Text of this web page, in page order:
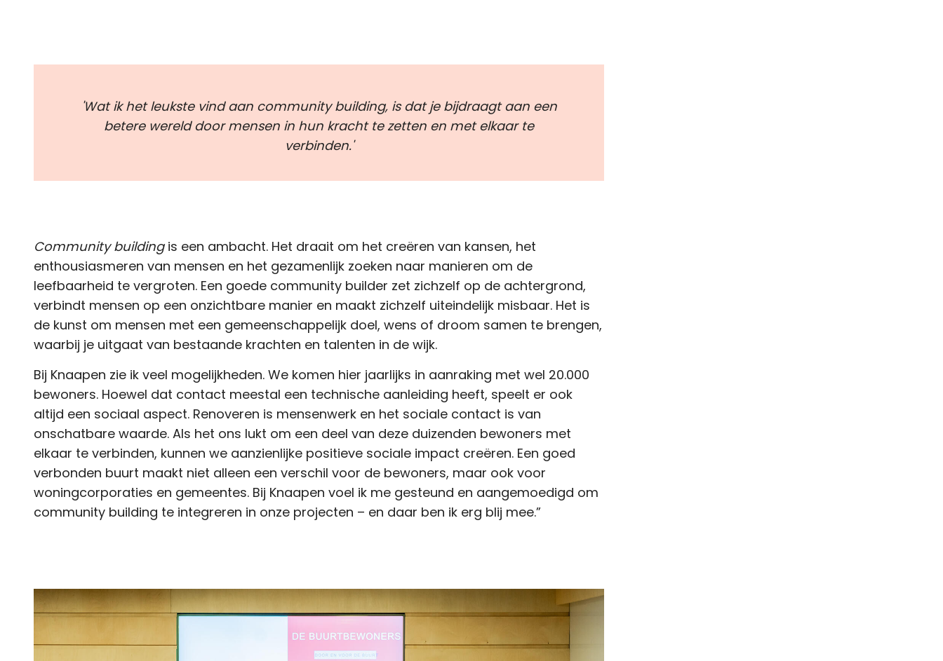
'Wat ik het leukste vind aan community building, is dat je bijdraagt aan een
betere wereld door mensen in hun kracht te zetten en met elkaar te
verbinden.'
Community buildingis een ambacht. Het draait om het creëren van kansen, het
enthousiasmeren van mensen en het gezamenlijk zoeken naar manieren om de
leefbaarheid te vergroten. Een goede community builder zet zichzelf op de achtergrond,
verbindt mensen op een onzichtbare manier en maakt zichzelf uiteindelijk misbaar. Het is
de kunst om mensen met een gemeenschappelijk doel, wens of droom samen te brengen,
waarbij je uitgaat van bestaande krachten en talenten in de wijk.
Bij Knaapen zie ik veel mogelijkheden. We komen hier jaarlijks in aanraking met wel 20.000
bewoners. Hoewel dat contact meestal een technische aanleiding heeft, speelt er ook
altijd een sociaal aspect. Renoveren is mensenwerk en het sociale contact is van
onschatbare waarde. Als het ons lukt om een deel van deze duizenden bewoners met
elkaar te verbinden, kunnen we aanzienlijke positieve sociale impact creëren. Een goed
verbonden buurt maakt niet alleen een verschil voor de bewoners, maar ook voor
woningcorporaties en gemeentes. Bij Knaapen voel ik me gesteund en aangemoedigd om
community building te integreren in onze projecten – en daar ben ik erg blij mee.”